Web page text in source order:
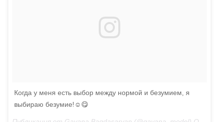
Когда у меня есть выбор между нормой и безумием, я
выбираю безумие!☺️😋